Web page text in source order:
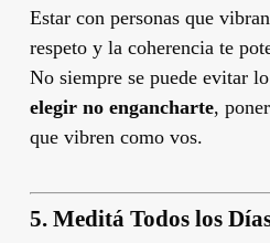
Estar con personas que
respeto y la coherencia te
No siempre se puede evitar
elegir no engancharte,
que vibren como vos.
5. Meditá Todos los